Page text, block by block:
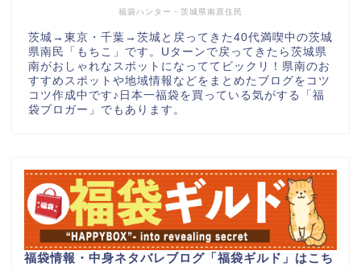
福袋ハンター・茨城県南原住民
茨城→東京・千葉→茨城と戻ってきた40代満喫中の茨城
県南民「もちこ」です。Uターンで戻ってきたら茨城県
南がおしゃれなスポットになっててビックリ！県南のお
すすめスポットや地域情報などをまとめたブログをコツ
コツ作成中です♪日本一福袋を買っている気がする「福
袋ブロガー」でもあります。
福袋情報・中身ネタバレブログ「福袋ギルド」はこち